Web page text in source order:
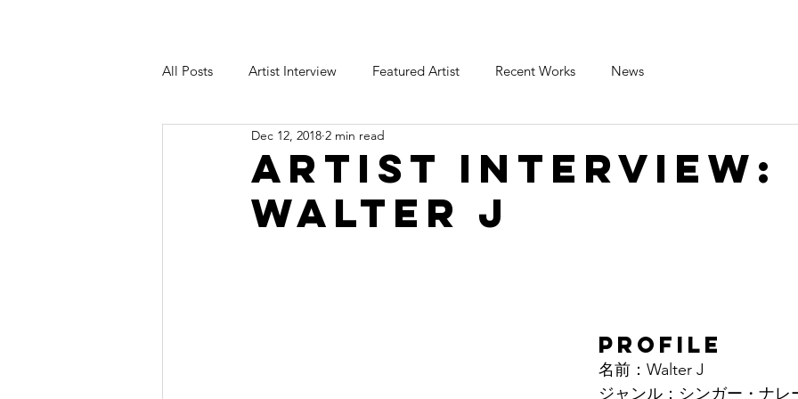
All Posts Artist Interview Featured Artist Recent Works News
Artist Interview:
Walter J
Dec 12, 2018 2 min read
PROFILE
名前：Walter J
ジャンル：シンガー・ナレ